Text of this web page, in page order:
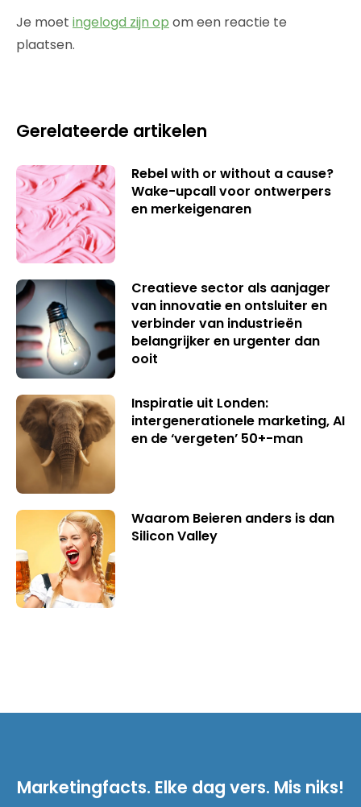
Je moet ingelogd zijn op om een reactie te
plaatsen.
Gerelateerde artikelen
Rebel with or without a cause?
Wake-upcall voor ontwerpers
en merkeigenaren
Creatieve sector als aanjager
van innovatie en ontsluiter en
verbinder van industrieën
belangrijker en urgenter dan
ooit
Inspiratie uit Londen:
intergenerationele marketing, AI
en de ‘vergeten’ 50+-man
Waarom Beieren anders is dan
Silicon Valley
Marketingfacts. Elke dag vers. Mis niks!